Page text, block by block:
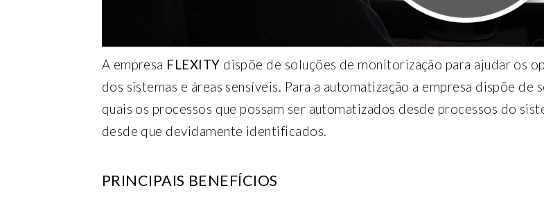
A empresa FLEXITY dispõe de soluções de monitorização para ajudar os
dos sistemas e áreas sensíveis. Para a automatização a empresa dispõe
quais os processos que possam ser automatizados desde processos do
desde que devidamente identificados.
PRINCIPAIS BENEFÍCIOS